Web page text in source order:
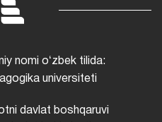
nomi oʻzbek tilida:
universiteti
davlat boshqaruvi